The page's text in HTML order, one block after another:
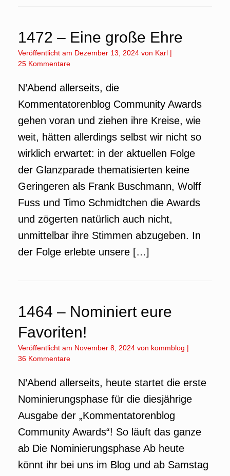
1472 – Eine große Ehre
Veröffentlicht am Dezember 13, 2024 von Karl |
25 Kommentare
N’Abend allerseits, die
Kommentatorenblog Community Awards
gehen voran und ziehen ihre Kreise, wie
weit, hätten allerdings selbst wir nicht so
wirklich erwartet: in der aktuellen Folge
der Glanzparade thematisierten keine
Geringeren als Frank Buschmann, Wolff
Fuss und Timo Schmidtchen die Awards
und zögerten natürlich auch nicht,
unmittelbar ihre Stimmen abzugeben. In
der Folge erlebte unsere […]
1464 – Nominiert eure
Favoriten!
Veröffentlicht am November 8, 2024 von kommblog |
36 Kommentare
N’Abend allerseits, heute startet die erste
Nominierungsphase für die diesjährige
Ausgabe der „Kommentatorenblog
Community Awards“! So läuft das ganze
ab Die Nominierungsphase Ab heute
könnt ihr bei uns im Blog und ab Samstag